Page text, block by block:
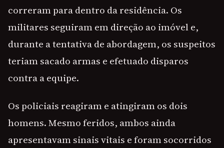
correram para dentro da residência. Os
militares seguiram em direção ao imóvel e,
durante a tentativa de abordagem, os suspeitos
teriam sacado armas e efetuado disparos
contra a equipe.
Os policiais reagiram e atingiram os dois
homens. Mesmo feridos, ambos ainda
apresentavam sinais vitais e foram socorridos